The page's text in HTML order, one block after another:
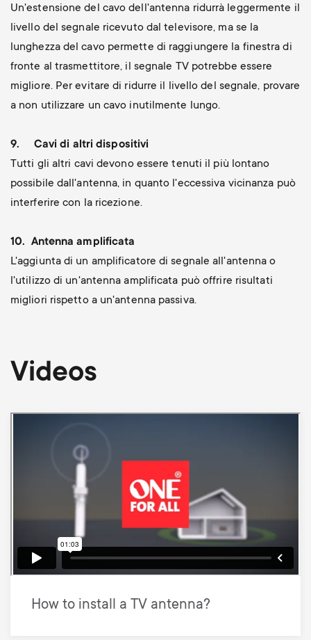
Un'estensione del cavo dell'antenna ridurrà leggermente il
livello del segnale ricevuto dal televisore, ma se la
lunghezza del cavo permette di raggiungere la finestra di
fronte al trasmettitore, il segnale TV potrebbe essere
migliore. Per evitare di ridurre il livello del segnale, provare
a non utilizzare un cavo inutilmente lungo.
9.
Cavi di altri dispositivi
Tutti gli altri cavi devono essere tenuti il più lontano
possibile dall'antenna, in quanto l'eccessiva vicinanza può
interferire con la ricezione.
10. Antenna amplificata
L'aggiunta di un amplificatore di segnale all'antenna o
l'utilizzo di un'antenna amplificata può offrire risultati
migliori rispetto a un'antenna passiva.
Videos
How to install a TV antenna?